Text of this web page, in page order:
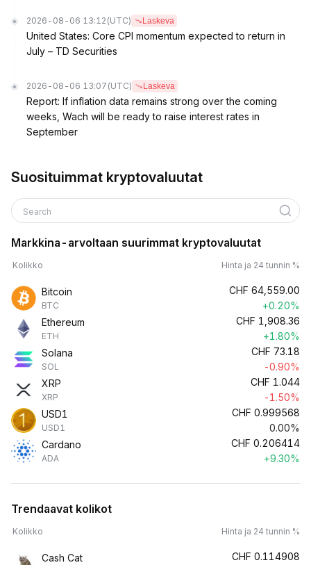
2026-08-06 13:12 (UTC) Laskeva
United States: Core CPI momentum expected to return in
July – TD Securities
2026-08-06 13:07 (UTC) Laskeva
Report: If inflation data remains strong over the coming
weeks, Wach will be ready to raise interest rates in
September
Suosituimmat kryptovaluutat
Search
Markkina-arvoltaan suurimmat kryptovaluutat
Kolikko Hinta ja 24 tunnin %
Bitcoin
BTC
CHF 64,559.00
+0.20%
Ethereum
ETH
CHF 1,908.36
+1.80%
Solana
SOL
CHF 73.18
-0.90%
XRP
XRP
CHF 1.044
-1.50%
USD1
USD1
CHF 0.999568
0.00%
Cardano
ADA
CHF 0.206414
+9.30%
Trendaavat kolikot
Kolikko Hinta ja 24 tunnin %
Cash Cat CHF 0.114908